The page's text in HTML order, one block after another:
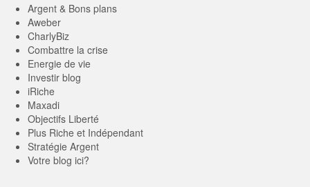
Argent & Bons plans
Aweber
CharlyBiz
Combattre la crise
Energie de vie
Investir blog
iRiche
Maxadi
Objectifs Liberté
Plus Riche et Indépendant
Stratégie Argent
Votre blog ici?